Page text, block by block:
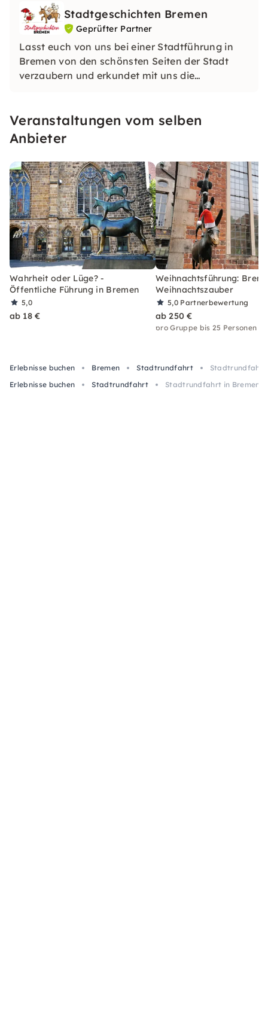
Stadtgeschichten Bremen
Geprüfter Partner
Lasst euch von uns bei einer Stadtführung in
Bremen von den schönsten Seiten der Stadt
verzaubern und erkundet mit uns die
Veranstaltungen vom selben
Anbieter
Wahrheit oder Lüge? -
Öffentliche Führung in Bremen
5,0
ab 18 €
Weihnachtsführung:
Weihnachtszauber
5,0 Partnerbewertung
ab 250 €
pro Gruppe bis 25 Personen
Erlebnisse buchen Bremen Stadtrundfahrt
Stadtrundfahrt
Erlebnisse buchen
Stadtrundfahrt Stadtrundfahrt in Bremen